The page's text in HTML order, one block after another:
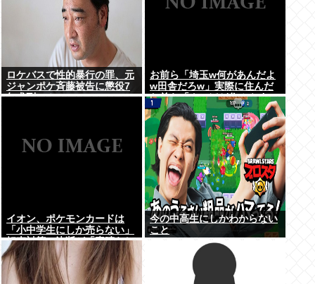
ロケバスで性的暴行の罪、元
ジャンポケ斉藤被告に懲役7
年求刑⇒！
お前ら「埼玉w何があんだよ
w田舎だろw」実際に住んだ
お前ら「クソほど住みやすい
困ることねえじゃん」
イオン、ポケモンカードは
「小中学生にしか売らない」
転売対策の決断が「素晴らし
い」
今の中高生にしかわからない
こと